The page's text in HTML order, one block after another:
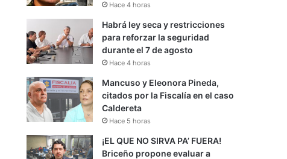
Hace 4 horas
Habrá ley seca y restricciones
para reforzar la seguridad
durante el 7 de agosto
Hace 4 horas
Mancuso y Eleonora Pineda,
citados por la Fiscalía en el caso
Caldereta
Hace 5 horas
¡EL QUE NO SIRVA PA’ FUERA!
Briceño propone evaluar a